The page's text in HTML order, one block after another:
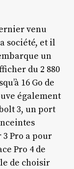
venu
société, et il
un
du 2 880
16 Go de
également
3, un port
Pro a pour
Pro 4 de
de choisir